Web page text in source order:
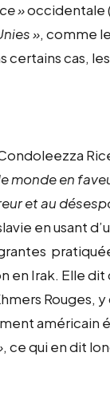
»occidentale
», comme
certains cas,
monde en
et au
en usant
en Irak. Elle
Rouges,
, ce qui en dit